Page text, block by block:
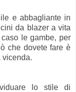
e abbagliante in
da blazer a vita
le gambe, per
che dovete fare è
vicenda.
lo stile di